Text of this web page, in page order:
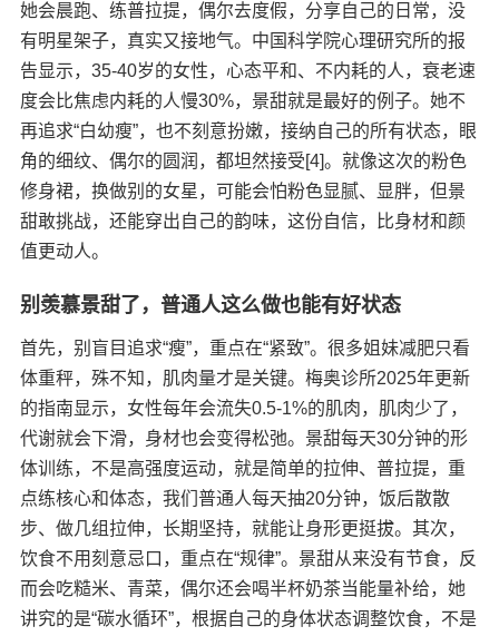
她会晨跑、练普拉提，偶尔去度假，分享自己的日常，没
有明星架子，真实又接地气。中国科学院心理研究所的报
告显示，35-40岁的女性，心态平和、不内耗的人，衰老速
度会比焦虑内耗的人慢30%，景甜就是最好的例子。​ 她不
再追求“白幼瘦”，也不刻意扮嫩，接纳自己的所有状态，眼
角的细纹、偶尔的圆润，都坦然接受[4]。就像这次的粉色
修身裙，换做别的女星，可能会怕粉色显腻、显胖，但景
甜敢挑战，还能穿出自己的韵味，这份自信，比身材和颜
值更动人。​
别羡慕景甜了，普通人这么做也能有好状态​
​首先，别盲目追求“瘦”，重点在“紧致”。很多姐妹减肥只看
体重秤，殊不知，肌肉量才是关键。梅奥诊所2025年更新
的指南显示，女性每年会流失0.5-1%的肌肉，肌肉少了，
代谢就会下滑，身材也会变得松弛。景甜每天30分钟的形
体训练，不是高强度运动，就是简单的拉伸、普拉提，重
点练核心和体态，我们普通人每天抽20分钟，饭后散散
步、做几组拉伸，长期坚持，就能让身形更挺拔。​ 其次，
饮食不用刻意忌口，重点在“规律”。景甜从来没有节食，反
而会吃糙米、青菜，偶尔还会喝半杯奶茶当能量补给，她
讲究的是“碳水循环”，根据自己的身体状态调整饮食，不是